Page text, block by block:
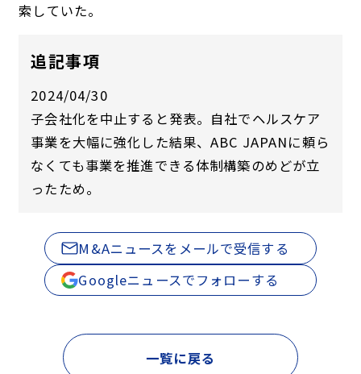
索していた。
追記事項
2024/04/30
子会社化を中止すると発表。自社でヘルスケア
事業を大幅に強化した結果、ABC JAPANに頼ら
なくても事業を推進できる体制構築のめどが立
ったため。
M&Aニュースをメールで受信する
Googleニュースでフォローする
一覧に戻る